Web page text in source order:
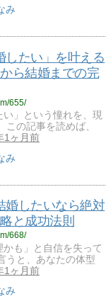
み
したい」を叶える
ら結婚までの完
655/
い」という憧れを、現
の記事を読めば、
1ヶ月前
み
婚したいなら絶対
と成功法則
668/
かも」と自信を失って
うと、あなたの体型
1ヶ月前
み